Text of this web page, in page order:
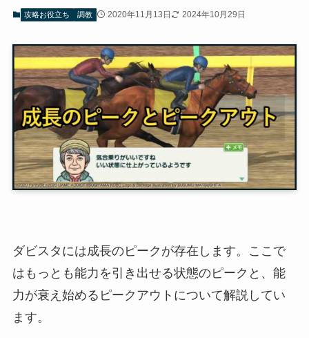
攻略お役立ち 調教 2020年11月13日 2024年10月29日
ダビスタには成長のピークが存在します。ここで
はもっとも能力を引き出せる状態のピークと、能
力が衰え始めるピークアウトについて解説してい
ます。